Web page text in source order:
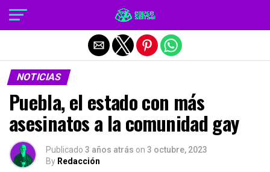
NOTICIAS
Puebla, el estado con más
asesinatos a la comunidad gay
Publicado 3 años atrás on 3 octubre, 2023
By Redacción
Salir de la versión móvil